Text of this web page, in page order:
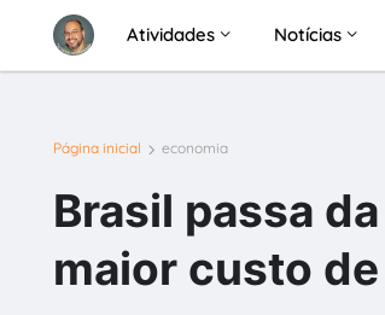
Atividades Notícias
Página inicial economia
Brasil passa
maior custo